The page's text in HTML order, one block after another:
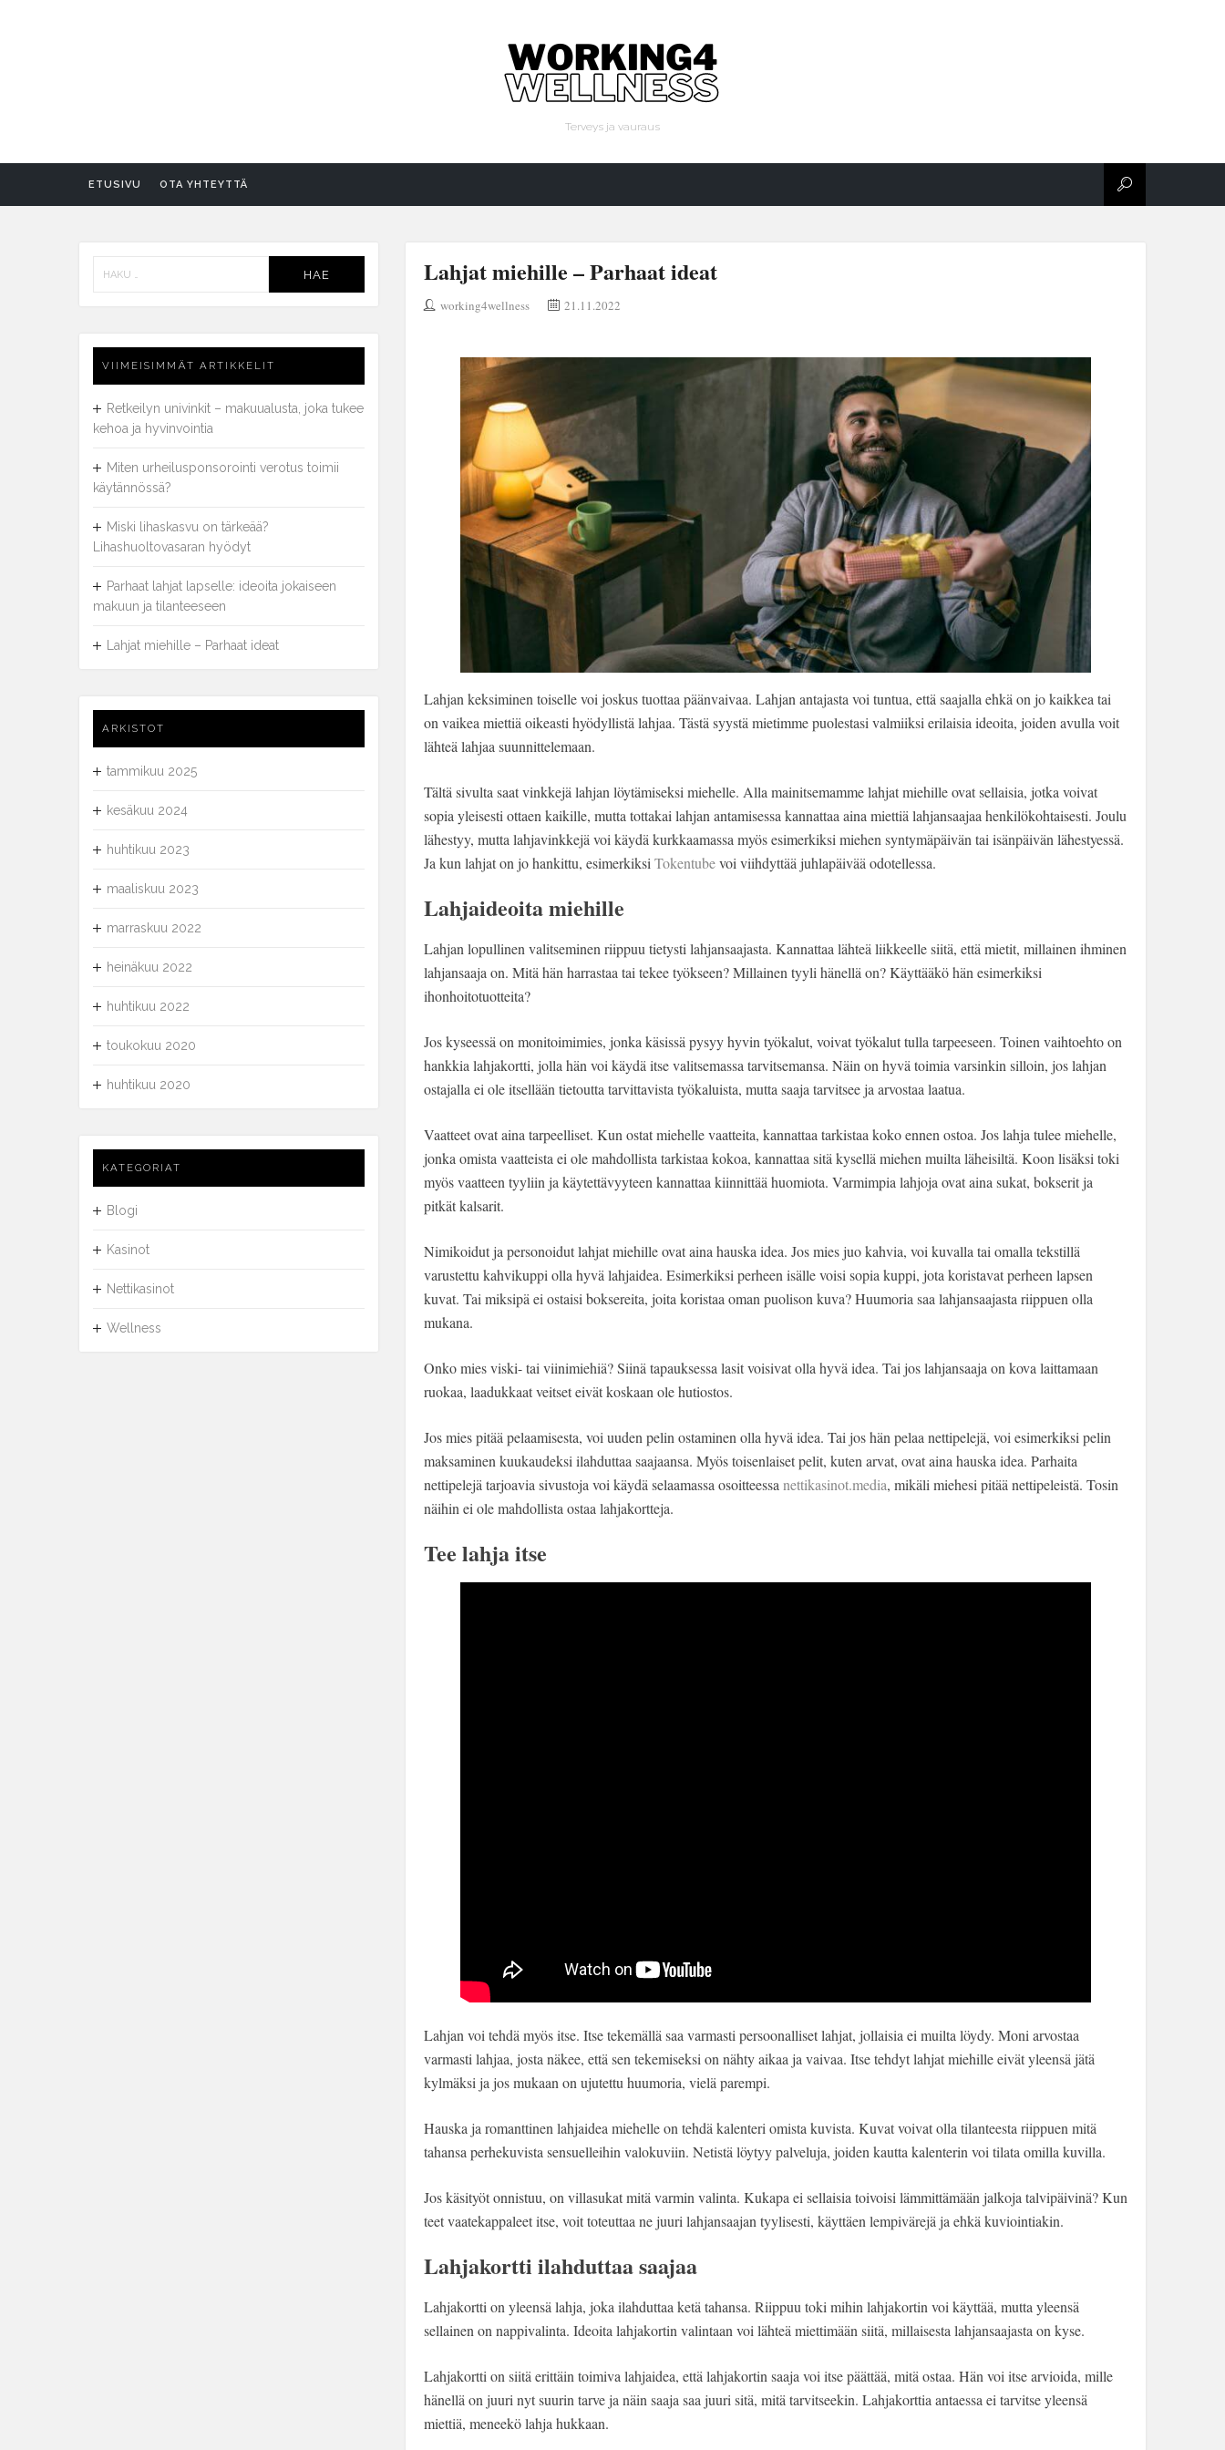
Terveys ja vauraus
ETUSIVU OTA YHTEYTTÄ
Lahjat miehille – Parhaat ideat
working4wellness 21.11.2022
Lahjan keksiminen toiselle voi joskus tuottaa päänvaivaa. Lahjan antajasta voi tuntua, että saajalla ehkä on jo kaikkea tai
on vaikea miettiä oikeasti hyödyllistä lahjaa. Tästä syystä mietimme puolestasi valmiiksi erilaisia ideoita, joiden avulla voit
lähteä lahjaa suunnittelemaan.
Tältä sivulta saat vinkkejä lahjan löytämiseksi miehelle. Alla mainitsemamme lahjat miehille ovat sellaisia, jotka voivat
sopia yleisesti ottaen kaikille, mutta tottakai lahjan antamisessa kannattaa aina miettiä lahjansaajaa henkilökohtaisesti. Joulu
lähestyy, mutta lahjavinkkejä voi käydä kurkkaamassa myös esimerkiksi miehen syntymäpäivän tai isänpäivän lähestyessä.
Ja kun lahjat on jo hankittu, esimerkiksi Tokentubevoi viihdyttää juhlapäivää odotellessa.
Lahjaideoita miehille
Lahjan lopullinen valitseminen riippuu tietysti lahjansaajasta. Kannattaa lähteä liikkeelle siitä, että mietit, millainen ihminen
lahjansaaja on. Mitä hän harrastaa tai tekee työkseen? Millainen tyyli hänellä on? Käyttääkö hän esimerkiksi
ihonhoitotuotteita?
Jos kyseessä on monitoimimies, jonka käsissä pysyy hyvin työkalut, voivat työkalut tulla tarpeeseen. Toinen vaihtoehto on
hankkia lahjakortti, jolla hän voi käydä itse valitsemassa tarvitsemansa. Näin on hyvä toimia varsinkin silloin, jos lahjan
ostajalla ei ole itsellään tietoutta tarvittavista työkaluista, mutta saaja tarvitsee ja arvostaa laatua.
Vaatteet ovat aina tarpeelliset. Kun ostat miehelle vaatteita, kannattaa tarkistaa koko ennen ostoa. Jos lahja tulee miehelle,
jonka omista vaatteista ei ole mahdollista tarkistaa kokoa, kannattaa sitä kysellä miehen muilta läheisiltä. Koon lisäksi toki
myös vaatteen tyyliin ja käytettävyyteen kannattaa kiinnittää huomiota. Varmimpia lahjoja ovat aina sukat, bokserit ja
pitkät kalsarit.
Nimikoidut ja personoidut lahjat miehille ovat aina hauska idea. Jos mies juo kahvia, voi kuvalla tai omalla tekstillä
varustettu kahvikuppi olla hyvä lahjaidea. Esimerkiksi perheen isälle voisi sopia kuppi, jota koristavat perheen lapsen
kuvat. Tai miksipä ei ostaisi boksereita, joita koristaa oman puolison kuva? Huumoria saa lahjansaajasta riippuen olla
mukana.
Onko mies viski- tai viinimiehiä? Siinä tapauksessa lasit voisivat olla hyvä idea. Tai jos lahjansaaja on kova laittamaan
ruokaa, laadukkaat veitset eivät koskaan ole hutiostos.
Jos mies pitää pelaamisesta, voi uuden pelin ostaminen olla hyvä idea. Tai jos hän pelaa nettipelejä, voi esimerkiksi pelin
maksaminen kuukaudeksi ilahduttaa saajaansa. Myös toisenlaiset pelit, kuten arvat, ovat aina hauska idea. Parhaita
nettipelejä tarjoavia sivustoja voi käydä selaamassa osoitteessa nettikasinot.media, mikäli miehesi pitää nettipeleistä. Tosin
näihin ei ole mahdollista ostaa lahjakortteja.
Tee lahja itse
Lahjan voi tehdä myös itse. Itse tekemällä saa varmasti persoonalliset lahjat, jollaisia ei muilta löydy. Moni arvostaa
varmasti lahjaa, josta näkee, että sen tekemiseksi on nähty aikaa ja vaivaa. Itse tehdyt lahjat miehille eivät yleensä jätä
kylmäksi ja jos mukaan on ujutettu huumoria, vielä parempi.
Hauska ja romanttinen lahjaidea miehelle on tehdä kalenteri omista kuvista. Kuvat voivat olla tilanteesta riippuen mitä
tahansa perhekuvista sensuelleihin valokuviin. Netistä löytyy palveluja, joiden kautta kalenterin voi tilata omilla kuvilla.
Jos käsityöt onnistuu, on villasukat mitä varmin valinta. Kukapa ei sellaisia toivoisi lämmittämään jalkoja talvipäivinä? Kun
teet vaatekappaleet itse, voit toteuttaa ne juuri lahjansaajan tyylisesti, käyttäen lempivärejä ja ehkä kuviointiakin.
Lahjakortti ilahduttaa saajaa
Lahjakortti on yleensä lahja, joka ilahduttaa ketä tahansa. Riippuu toki mihin lahjakortin voi käyttää, mutta yleensä
sellainen on nappivalinta. Ideoita lahjakortin valintaan voi lähteä miettimään siitä, millaisesta lahjansaajasta on kyse.
Lahjakortti on siitä erittäin toimiva lahjaidea, että lahjakortin saaja voi itse päättää, mitä ostaa. Hän voi itse arvioida, mille
hänellä on juuri nyt suurin tarve ja näin saaja saa juuri sitä, mitä tarvitseekin. Lahjakorttia antaessa ei tarvitse yleensä
miettiä, meneekö lahja hukkaan.
VIIMEISIMMÄT ARTIKKELIT
Retkeilyn univinkit – makuualusta, joka tukee
kehoa ja hyvinvointia
Miten urheilusponsorointi verotus toimii
käytännössä?
Miski lihaskasvu on tärkeää?
Lihashuoltovasaran hyödyt
Parhaat lahjat lapselle: ideoita jokaiseen
makuun ja tilanteeseen
Lahjat miehille – Parhaat ideat
ARKISTOT
tammikuu 2025
kesäkuu 2024
huhtikuu 2023
maaliskuu 2023
marraskuu 2022
heinäkuu 2022
huhtikuu 2022
toukokuu 2020
huhtikuu 2020
KATEGORIAT
Blogi
Kasinot
Nettikasinot
Wellness